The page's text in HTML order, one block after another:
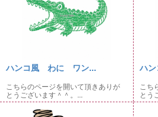
ハンコ風 わに ワン...
こちらのページを開いて頂きありが
とうございます＾＾。...
ハ
こち
とう